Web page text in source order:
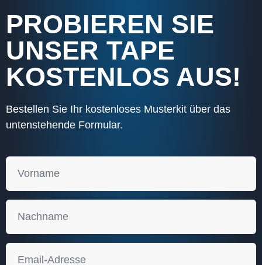
PROBIEREN SIE
UNSER TAPE
KOSTENLOS AUS!
Bestellen Sie Ihr kostenloses Musterkit über das
untenstehende Formular.